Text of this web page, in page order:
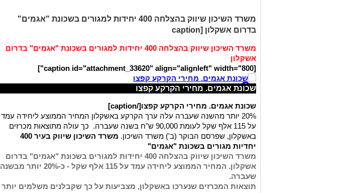
משרד השיכון שיווק בהצלחה 400 יחידות למגורים בשכונת "אגמים"
בדרום אשקלון [caption
משרד השיכון שיווק בהצלחה 400 יחידות למגורים בשכונת "אגמים" בדרום
אשקלון
[caption id="attachment_33620" align="alignleft" width="800"]
שכונת אגמים. מחירי הקרקע קפצו
שכונת אגמים. מחירי הקרקע קפצו[/caption]
20% יותר מהשנה שעברה עלה ערך הקרקע באשקלון המחיר הממוצע ליחידה עמד
על 115 אלף שקל לעומת 90,000 ש"ח בשנה שעברה. כך עולה מתוצאות מכרזים
באשקלון, שפרסם הבוקר (ב') משרד השיכון.
משרד השיכון שיווק בעיר 400
יחדיות מגורים בשכונת "אגמים"
משרד השיכון שיווק בהצלחה 400 יחידות למגורים בשכונת "אגמים" בדרום
אשקלון. המחיר הממוצע ליחידה עמד על 115 אלף שקל - כ-20% יותר מבשנה
שעברה.
תוצאות המכרזים שנערכו באשקלון, מצביעות על כך שקבלנים משלמים יותר